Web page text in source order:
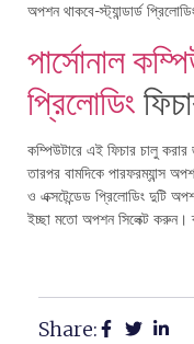
অপশন থাকবে-স্ট্যান্ডার্ড
পার্সোনাল
প্রিলোডিং
কম্পিউটারে এই ফিচার চালু
তারপর বামদিকে পারফরম্যান্স
ও এক্সটেন্ডেড প্রিলোডিং দুটি
ইচ্ছা মতো অপশন সিলেক্ট করুন।
Share: